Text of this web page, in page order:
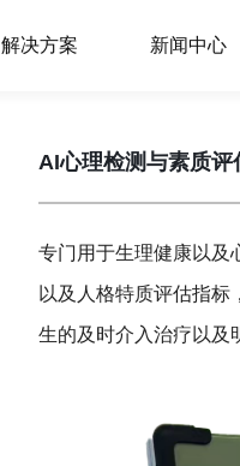
解决方案 新闻中心
AI心理检测与素质评
专门用于生理健康以及
以及人格特质评估指
生的及时介入治疗以及